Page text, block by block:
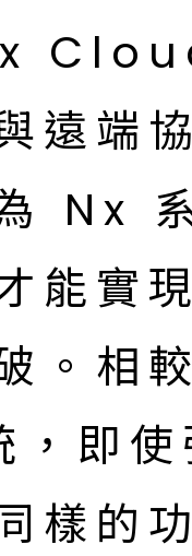
遠端
Nx
能實
。相
，即
樣的